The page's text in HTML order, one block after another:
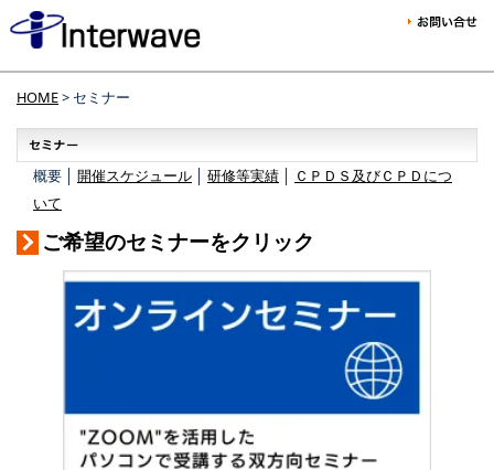
HOME> セミナー
概要 │ 開催スケジュール 研修等実績
ＣＰＤＳ及びＣＰＤにつ
いて
ご希望のセミナーをクリック